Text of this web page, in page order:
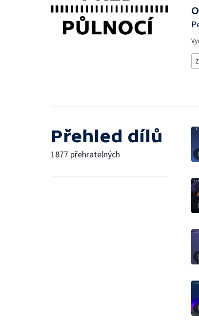
Přehled dílů
1877 přehratelných